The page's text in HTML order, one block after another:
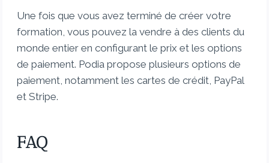
Une fois que vous avez terminé de créer votre
formation, vous pouvez la vendre à des clients du
monde entier en configurant le prix et les options
de paiement. Podia propose plusieurs options de
paiement, notamment les cartes de crédit, PayPal
et Stripe.
FAQ